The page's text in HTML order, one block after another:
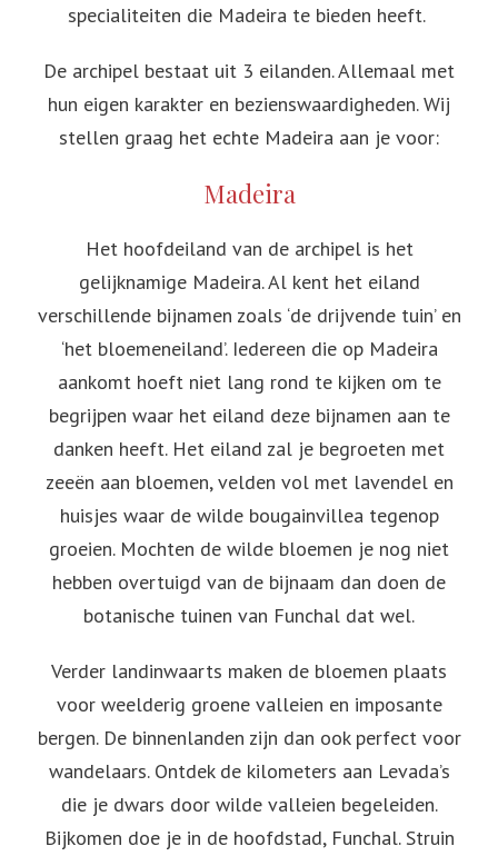
specialiteiten die Madeira te bieden heeft.
De archipel bestaat uit 3 eilanden. Allemaal met
hun eigen karakter en bezienswaardigheden. Wij
stellen graag het echte Madeira aan je voor:
Madeira
Het hoofdeiland van de archipel is het
gelijknamige Madeira. Al kent het eiland
verschillende bijnamen zoals ‘de drijvende tuin’ en
‘het bloemeneiland’. Iedereen die op Madeira
aankomt hoeft niet lang rond te kijken om te
begrijpen waar het eiland deze bijnamen aan te
danken heeft. Het eiland zal je begroeten met
zeeën aan bloemen, velden vol met lavendel en
huisjes waar de wilde bougainvillea tegenop
groeien. Mochten de wilde bloemen je nog niet
hebben overtuigd van de bijnaam dan doen de
botanische tuinen van Funchal dat wel.
Verder landinwaarts maken de bloemen plaats
voor weelderig groene valleien en imposante
bergen. De binnenlanden zijn dan ook perfect voor
wandelaars. Ontdek de kilometers aan Levada’s
die je dwars door wilde valleien begeleiden.
Bijkomen doe je in de hoofdstad, Funchal. Struin